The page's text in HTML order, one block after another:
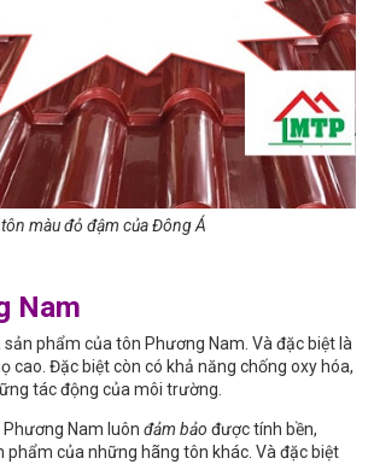
tôn màu đỏ đậm của Đông Á
Nam
phẩm của tôn Phương Nam. Và đặc biệt là
cao. Đặc biệt còn có khả năng chống oxy hóa,
tác động của môi trường.
Nam luôn đảm bảo được tính bền,
phẩm của những hãng tôn khác. Và đặc biệt